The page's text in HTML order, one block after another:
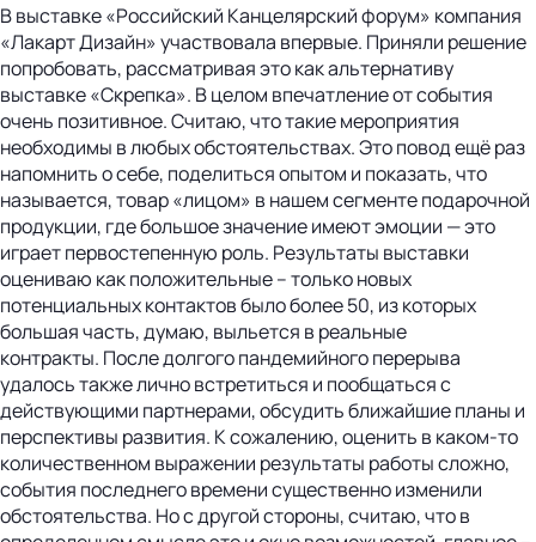
В выставке «Российский Канцелярский форум» компания
«Лакарт Дизайн» участвовала впервые. Приняли решение
попробовать, рассматривая это как альтернативу
выставке «Скрепка». В целом впечатление от события
очень позитивное. Считаю, что такие мероприятия
необходимы в любых обстоятельствах. Это повод ещё раз
напомнить о себе, поделиться опытом и показать, что
называется, товар «лицом» в нашем сегменте подарочной
продукции, где большое значение имеют эмоции — это
играет первостепенную роль. Результаты выставки
оцениваю как положительные – только новых
потенциальных контактов было более 50, из которых
большая часть, думаю, выльется в реальные
контракты. После долгого пандемийного перерыва
удалось также лично встретиться и пообщаться с
действующими партнерами, обсудить ближайшие планы и
перспективы развития. К сожалению, оценить в каком-то
количественном выражении результаты работы сложно,
события последнего времени существенно изменили
обстоятельства. Но с другой стороны, считаю, что в